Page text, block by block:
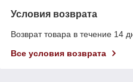
Условия возврата
Возврат товара в течение 14
Все условия возврата